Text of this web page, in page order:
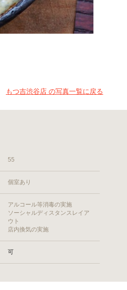
もつ吉渋谷店 の写真一覧に戻る
55
個室あり
アルコール等消毒の実施
ソーシャルディスタンスレイア
ウト
店内換気の実施
可